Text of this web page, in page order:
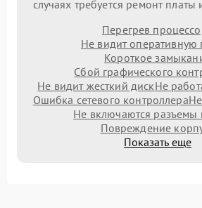
случаях требуется ремонт
Перегрев
Не видит оперативную
Короткое
Сбой графического
Не видит жесткий дискНе
Ошибка сетевого контроллера
Не включаются разъемы
Повреждение
Показать еще